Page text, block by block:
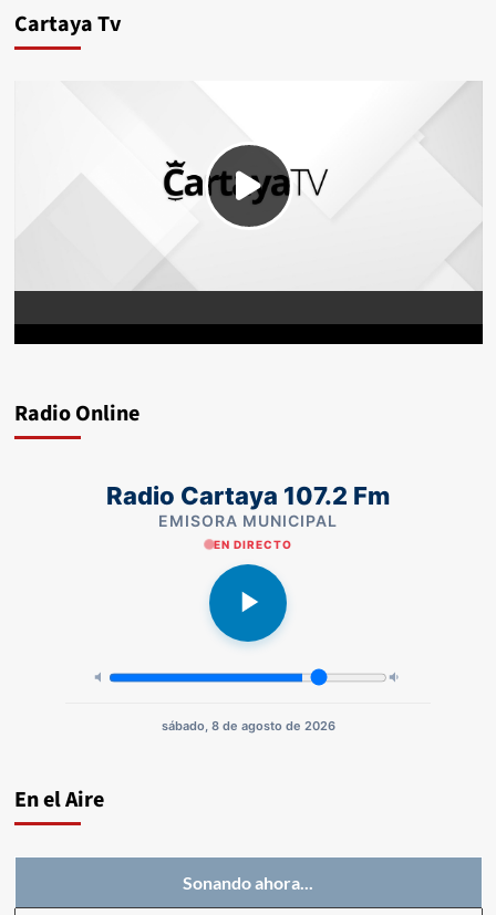
Cartaya Tv
Radio Online
Radio Cartaya 107.2 Fm
EMISORA MUNICIPAL
EN DIRECTO
sábado, 8 de agosto de 2026
En el Aire
Sonando ahora...